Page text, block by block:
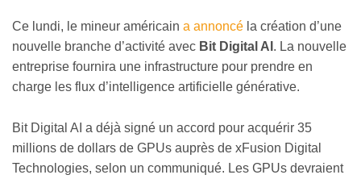
Ce lundi, le mineur américain a annoncé la création d’une
nouvelle branche d’activité avec Bit Digital AI . La nouvelle
entreprise fournira une infrastructure pour prendre en
charge les flux d’intelligence artificielle générative.
Bit Digital AI a déjà signé un accord pour acquérir 35
millions de dollars de GPUs auprès de xFusion Digital
Technologies, selon un communiqué. Les GPUs devraient